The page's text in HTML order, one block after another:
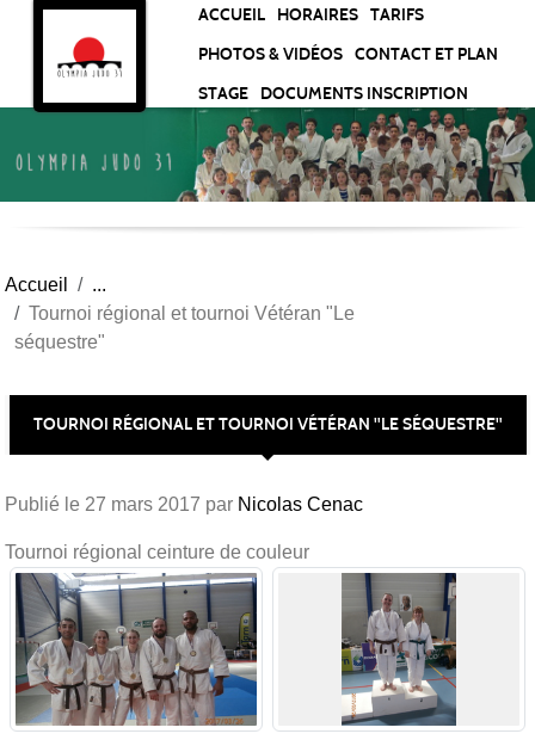
ACCUEIL HORAIRES
TARIFS
PHOTOS & VIDÉOS
CONTACT ET PLAN
STAGE
DOCUMENTS INSCRIPTION
Accueil
Tournoi régional et tournoi Vétéran "Le
séquestre"
TOURNOI RÉGIONAL ET TOURNOI VÉTÉRAN "LE SÉQUESTRE"
Publié le 27 mars 2017 par Nicolas Cenac
Tournoi régional ceinture de couleur
Panneau de gestion des cookies